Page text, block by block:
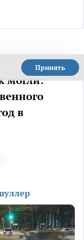
Принять
могли:
в